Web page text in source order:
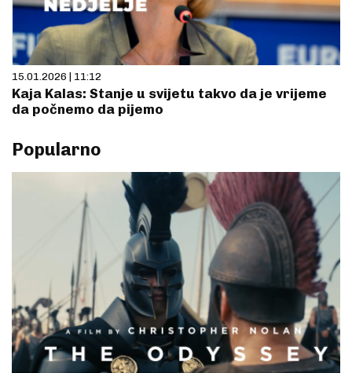
15.01.2026 | 11:12
Kaja Kalas: Stanje u svijetu takvo da je vrijeme
da počnemo da pijemo
Popularno